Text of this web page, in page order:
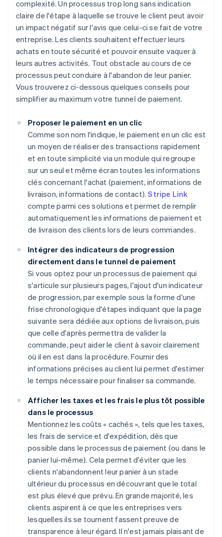
complexité. Un processus trop long sans indication
claire de l'étape à laquelle se trouve le client peut avoir
un impact négatif sur l'avis que celui-ci se fait de votre
entreprise. Les clients souhaitent effectuer leurs
achats en toute sécurité et pouvoir ensuite vaquer à
leurs autres activités. Tout obstacle au cours de ce
processus peut conduire à l'abandon de leur panier.
Vous trouverez ci-dessous quelques conseils pour
simplifier au maximum votre tunnel de paiement.
Proposer le paiement en un clic
Comme son nom l'indique, le paiement en un clic est
un moyen de réaliser des transactions rapidement
et en toute simplicité via un module qui regroupe
sur un seul et même écran toutes les informations
clés concernant l'achat (paiement, informations de
livraison, informations de contact).Stripe Link
compte parmi ces solutions et permet de remplir
automatiquement les informations de paiement et
de livraison des clients lors de leurs commandes.
Intégrer des indicateurs de progression
directement dans le tunnel de paiement
Si vous optez pour un processus de paiement qui
s'articule sur plusieurs pages, l'ajout d'un indicateur
de progression, par exemple sous la forme d'une
frise chronologique d'étapes indiquant que la page
suivante sera dédiée aux options de livraison, puis
que celle d'après permettra de valider la
commande, peut aider le client à savoir clairement
où il en est dans la procédure. Fournir des
informations précises au client lui permet d'estimer
le temps nécessaire pour finaliser sa commande.
Afficher les taxes et les frais le plus tôt possible
dans le processus
Mentionnez les coûts « cachés », tels que les taxes,
les frais de service et d'expédition, dès que
possible dans le processus de paiement (ou dans le
panier lui-même). Cela permet d'éviter que les
clients n'abandonnent leur panier à un stade
ultérieur du processus en découvrant que le total
est plus élevé que prévu. En grande majorité, les
clients aspirent à ce que les entreprises vers
lesquelles ils se tournent fassent preuve de
transparence à leur égard. Il n'est jamais plaisant de